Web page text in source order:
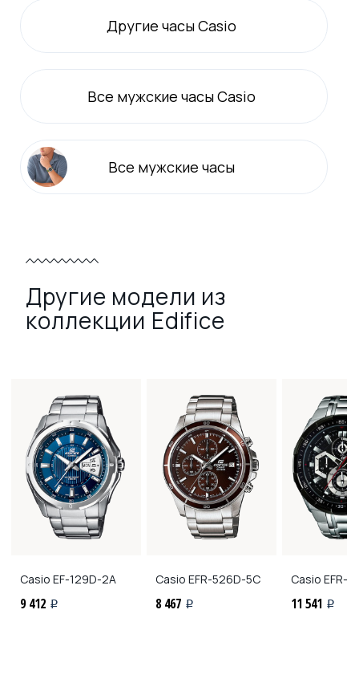
Другие часы Casio
Все мужские часы Casio
Все мужские часы
Другие модели из
коллекции Edifice
Casio EF-129D-2A
9 412 i
Casio EFR-526D-5C
8 467 i
Casio EFR-
11 541 i